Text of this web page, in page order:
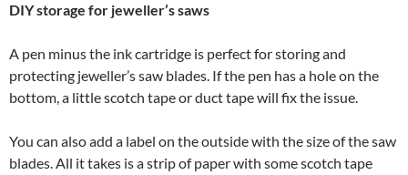
DIY storage for jeweller’s saws
A pen minus the ink cartridge is perfect for storing and
protecting jeweller’s saw blades. If the pen has a hole on the
bottom, a little scotch tape or duct tape will fix the issue.
You can also add a label on the outside with the size of the saw
blades. All it takes is a strip of paper with some scotch tape